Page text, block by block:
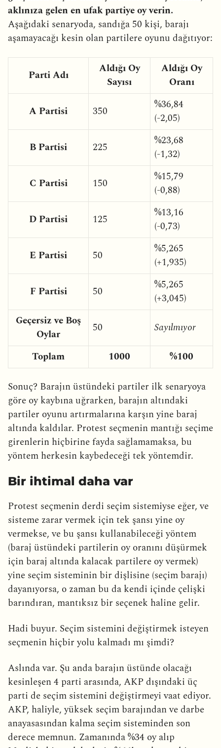
aklınıza gelen en ufak partiye oy verin.
Aşağıdaki senaryoda, sandığa 50 kişi, barajı
aşamayacağı kesin olan partilere oyunu dağıtıyor:
Parti Adı
Aldığı Oy
Sayısı
Aldığı Oy
Oranı
A Partisi 350
%36,84
(-2,05)
B Partisi 225
%23,68
(-1,32)
C Partisi 150
%15,79
(-0,88)
D Partisi 125
%13,16
(-0,73)
E Partisi 50
%5,265
(+1,935)
F Partisi 50
%5,265
(+3,045)
Geçersiz ve Boş
Oylar
50 Sayılmıyor
Toplam 1000 %100
Sonuç? Barajın üstündeki partiler ilk senaryoya
göre oy kaybına uğrarken, barajın altındaki
partiler oyunu artırmalarına karşın yine baraj
altında kaldılar. Protest seçmenin mantığı seçime
girenlerin hiçbirine fayda sağlamamaksa, bu
yöntem herkesin kaybedeceği tek yöntemdir.
Bir ihtimal daha var
Protest seçmenin derdi seçim sistemiyse eğer, ve
sisteme zarar vermek için tek şansı yine oy
vermekse, ve bu şansı kullanabileceği yöntem
(baraj üstündeki partilerin oy oranını düşürmek
için baraj altında kalacak partilere oy vermek)
yine seçim sisteminin bir dişlisine (seçim barajı)
dayanıyorsa, o zaman bu da kendi içinde çelişki
barındıran, mantıksız bir seçenek haline gelir.
Hadi buyur. Seçim sistemini değiştirmek isteyen
seçmenin hiçbir yolu kalmadı mı şimdi?
Aslında var. Şu anda barajın üstünde olacağı
kesinleşen 4 parti arasında, AKP dışındaki üç
parti de seçim sistemini değiştirmeyi vaat ediyor.
AKP, haliyle, yüksek seçim barajından ve darbe
anayasasından kalma seçim sisteminden son
derece memnun. Zamanında %34 oy alıp